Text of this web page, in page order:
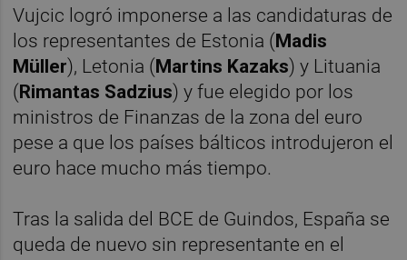
Vujcic logró imponerse a las candidaturas de
los representantes de Estonia (Madis
Müller), Letonia (Martins Kazaks) y Lituania
(Rimantas Sadzius) y fue elegido por los
ministros de Finanzas de la zona del euro
pese a que los países bálticos introdujeron el
euro hace mucho más tiempo.
Tras la salida del BCE de Guindos, España se
queda de nuevo sin representante en el